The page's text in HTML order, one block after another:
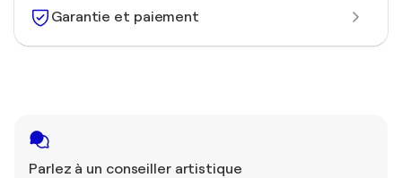
Garantie et paiement
Parlez à un conseiller artistique